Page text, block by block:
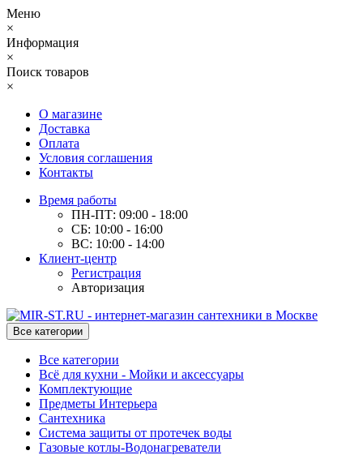
Меню
×
Информация
×
Поиск товаров
×
О магазине
Доставка
Оплата
Условия соглашения
Контакты
Время работы
ПН-ПТ: 09:00 - 18:00
СБ: 10:00 - 16:00
ВС: 10:00 - 14:00
Клиент-центр
Регистрация
Авторизация
Все категории
Все категории
Всё для кухни - Мойки и аксессуары
Комплектующие
Предметы Интерьера
Сантехника
Система защиты от протечек воды
Газовые котлы-Водонагреватели